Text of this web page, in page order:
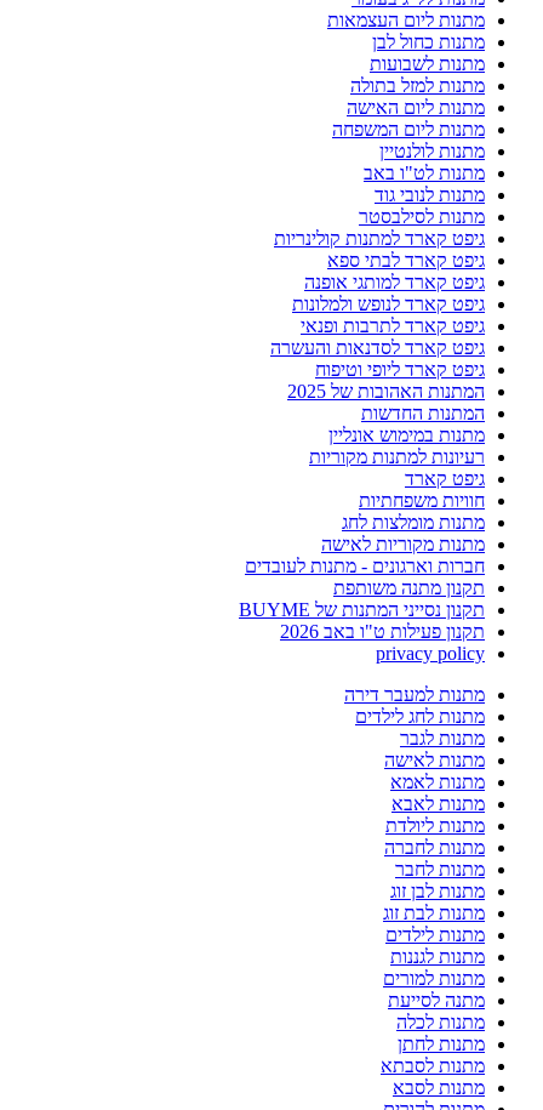
מתנות ליום העצמאות
מתנות כחול לבן
מתנות לשבועות
מתנות למזל בתולה
מתנות ליום האישה
מתנות ליום המשפחה
מתנות לולנטיין
מתנות לט"ו באב
מתנות לנובי גוד
מתנות לסילבסטר
גיפט קארד למתנות קולינריות
גיפט קארד לבתי ספא
גיפט קארד למותגי אופנה
גיפט קארד לנופש ולמלונות
גיפט קארד לתרבות ופנאי
גיפט קארד לסדנאות והעשרה
גיפט קארד ליופי וטיפוח
המתנות האהובות של 2025
המתנות החדשות
מתנות במימוש אונליין
רעיונות למתנות מקוריות
גיפט קארד
חוויות משפחתיות
מתנות מומלצות לחג
מתנות מקוריות לאישה
חברות וארגונים - מתנות לעובדים
תקנון מתנה משותפת
תקנון נסייני המתנות של BUYME
תקנון פעילות ט"ו באב 2026
privacy policy
מתנות למעבר דירה
מתנות לחג לילדים
מתנות לגבר
מתנות לאישה
מתנות לאמא
מתנות לאבא
מתנות ליולדת
מתנות לחברה
מתנות לחבר
מתנות לבן זוג
מתנות לבת זוג
מתנות לילדים
מתנות לגננות
מתנות למורים
מתנה לסייעת
מתנות לכלה
מתנות לחתן
מתנות לסבתא
מתנות לסבא